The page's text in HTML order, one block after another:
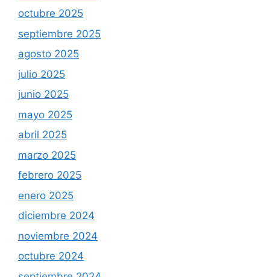
octubre 2025
septiembre 2025
agosto 2025
julio 2025
junio 2025
mayo 2025
abril 2025
marzo 2025
febrero 2025
enero 2025
diciembre 2024
noviembre 2024
octubre 2024